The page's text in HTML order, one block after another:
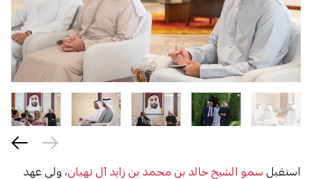
استقبل سمو الشيخ خالد بن محمد بن زايد آل نهيان، ولي عهد